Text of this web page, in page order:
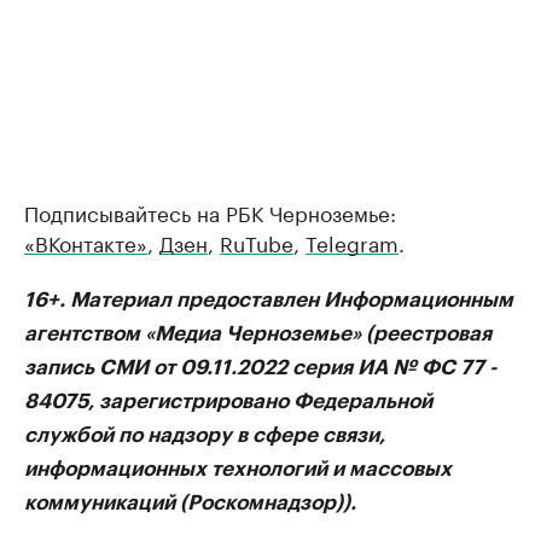
Подписывайтесь на РБК Черноземье:
«ВКонтакте», Дзен, RuTube, Telegram.
16+. Материал предоставлен Информационным
агентством «Медиа Черноземье» (реестровая
запись СМИ от 09.11.2022 серия ИА № ФС 77 -
84075, зарегистрировано Федеральной
службой по надзору в сфере связи,
информационных технологий и массовых
коммуникаций (Роскомнадзор)).